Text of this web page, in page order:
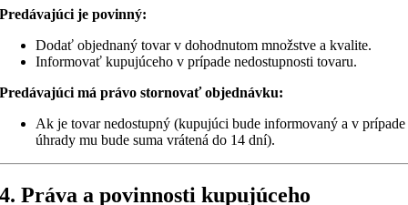
Predávajúci je povinný:
Dodať objednaný tovar v dohodnutom množstve a kvalite.
Informovať kupujúceho v prípade nedostupnosti tovaru.
Predávajúci má právo stornovať objednávku:
Ak je tovar nedostupný (kupujúci bude informovaný a v prípade
úhrady mu bude suma vrátená do 14 dní).
4. Práva a povinnosti kupujúceho